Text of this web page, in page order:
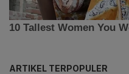
ARTIKEL TERPOPULER